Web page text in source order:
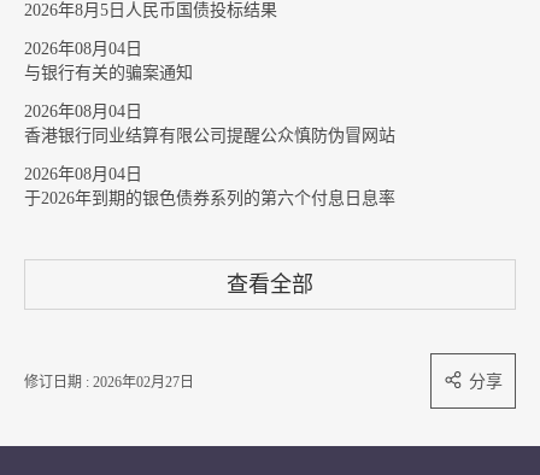
2026年8月5日人民币国债投标结果
2026年08月04日
与银行有关的骗案通知
2026年08月04日
香港银行同业结算有限公司提醒公众慎防伪冒网站
2026年08月04日
于2026年到期的银色债券系列的第六个付息日息率
查看全部
修订日期 : 2026年02月27日 分享